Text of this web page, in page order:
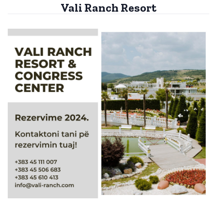
Vali Ranch Resort